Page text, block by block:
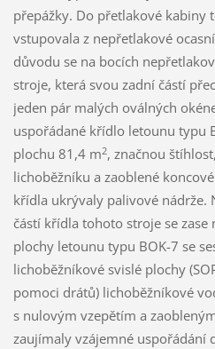
přepážky. Do přetlakové kabiny
vstupovala z nepřetlakové
důvodu se na bocích
stroje, která svou zadní částí
jeden pár malých oválných
uspořádané křídlo letounu typu
plochu 81,4 m2, značnou
lichoběžníku a zaoblené
křídla ukrývaly palivové nádrže.
částí křídla tohoto stroje se zase
plochy letounu typu BOK-7 se
lichoběžníkové svislé plochy
pomoci drátů) lichoběžníkové
s nulovým vzepětím a
zaujímaly vzájemné uspořádání